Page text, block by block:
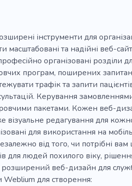
інструменти для
масштабовані та надійні веб-
організовані розділи
програм, поширених
трафік та запити
Керування
пакетами. Кожен веб-
візуальне редагування для
для використання на
від того, чи потрібні
для людей похилого віку,
розширений веб-дизайн для
Weblium для створення: